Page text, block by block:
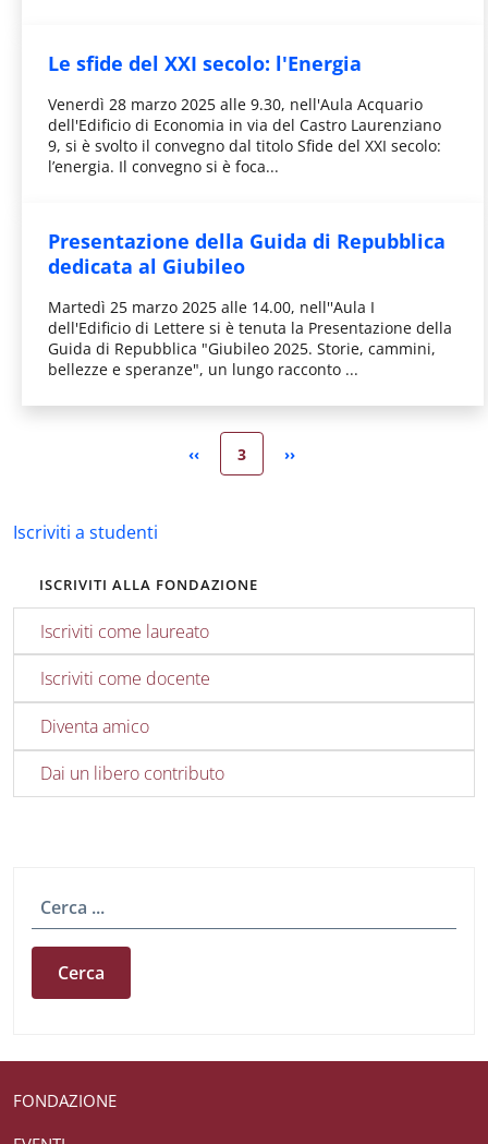
Le sfide del XXI secolo: l'Energia
Venerdì 28 marzo 2025 alle 9.30, nell'Aula Acquario
dell'Edificio di Economia in via del Castro Laurenziano
9, si è svolto il convegno dal titolo Sfide del XXI secolo:
l’energia. Il convegno si è foca...
Presentazione della Guida di Repubblica
dedicata al Giubileo
Martedì 25 marzo 2025 alle 14.00, nell''Aula I
dell'Edificio di Lettere si è tenuta la Presentazione della
Guida di Repubblica "Giubileo 2025. Storie, cammini,
bellezze e speranze", un lungo racconto ...
Pagina precedente
‹‹ Pagina attuale
3 Pagina successiva
››
Iscriviti a studenti
ISCRIVITI ALLA FONDAZIONE
Iscriviti come laureato
Iscriviti come docente
Diventa amico
Dai un libero contributo
Cerca
FONDAZIONE